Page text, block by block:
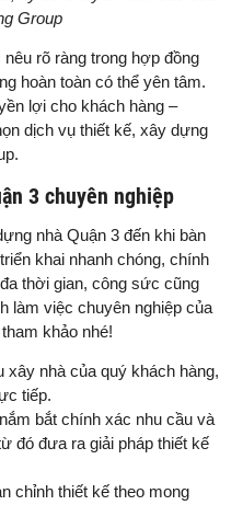
Group
rõ ràng trong hợp đồng
hoàn toàn có thể yên tâm.
lợi cho khách hàng –
dịch vụ thiết kế, xây dựng
3 chuyên nghiệp
nhà Quận 3 đến khi bàn
khai nhanh chóng, chính
thời gian, công sức cũng
làm việc chuyên nghiệp của
khảo nhé!
xây nhà của quý khách hàng,
tiếp.
bắt chính xác nhu cầu và
đó đưa ra giải pháp thiết kế
chỉnh thiết kế theo mong